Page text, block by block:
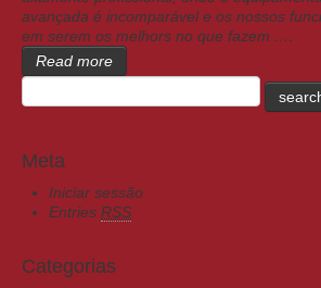
avançada é incomparável e os nossos
em serem os melhors no que fazem .…
Read more
Meta
Iniciar sessão
Entries RSS
Categorias